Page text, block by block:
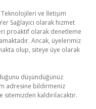
Teknolojileri ve İletişim
Sağlayıcı olarak hizmet
proaktif olarak denetleme
Ancak, üyelerimiz
olup, siteye üye olarak
düşündüğünüz
adresine bildirmeniz
kaldırılacaktır.